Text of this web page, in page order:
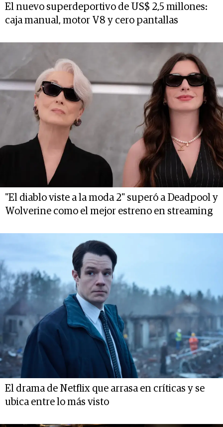
El nuevo superdeportivo de US$ 2,5 millones:
caja manual, motor V8 y cero pantallas
"El diablo viste a la moda 2" superó a Deadpool y
Wolverine como el mejor estreno en streaming
El drama de Netflix que arrasa en críticas y se
ubica entre lo más visto